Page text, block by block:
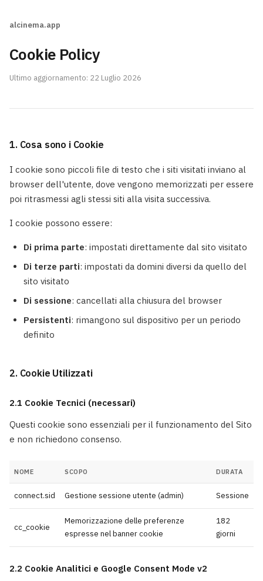
alcinema.app
Cookie Policy
Ultimo aggiornamento: 22 Luglio 2026
1. Cosa sono i Cookie
I cookie sono piccoli file di testo che i siti visitati inviano al
browser dell'utente, dove vengono memorizzati per essere
poi ritrasmessi agli stessi siti alla visita successiva.
I cookie possono essere:
Di prima parte: impostati direttamente dal sito visitato
Di terze parti: impostati da domini diversi da quello del
sito visitato
Di sessione: cancellati alla chiusura del browser
Persistenti: rimangono sul dispositivo per un periodo
definito
2. Cookie Utilizzati
2.1 Cookie Tecnici (necessari)
Questi cookie sono essenziali per il funzionamento del Sito
e non richiedono consenso.
NOME SCOPO DURATA
connect.sid Gestione sessione utente (admin) Sessione
cc_cookie
Memorizzazione delle preferenze
espresse nel banner cookie
182
giorni
2.2 Cookie Analitici e Google Consent Mode v2